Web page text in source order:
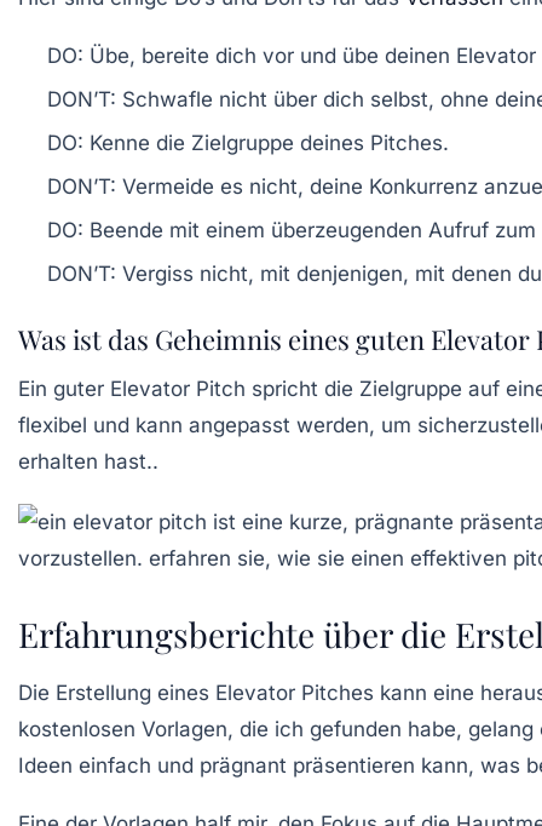
DO: Übe, bereite dich vor und übe deinen
DON’T: Schwafle nicht über dich selbst, ohne
DO: Kenne die Zielgruppe deines Pitches.
DON’T: Vermeide es nicht, deine Konkurrenz
DO: Beende mit einem überzeugenden Aufruf
DON’T: Vergiss nicht, mit denjenigen, mit denen
Was ist das Geheimnis eines guten Elevator
Ein guter Elevator Pitch spricht die Zielgruppe auf
flexibel und kann angepasst werden, um
erhalten hast..
Erfahrungsberichte über die
Die Erstellung eines Elevator Pitches kann eine
kostenlosen Vorlagen, die ich gefunden habe,
Ideen einfach und prägnant präsentieren kann, was